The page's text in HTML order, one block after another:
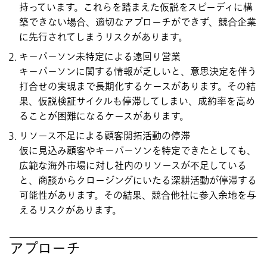
持っています。これらを踏まえた仮説をスピーディに構
築できない場合、適切なアプローチができず、競合企業
に先行されてしまうリスクがあります。
キーパーソン未特定による遠回り営業
キーパーソンに関する情報が乏しいと、意思決定を伴う
打合せの実現まで長期化するケースがあります。その結
果、仮説検証サイクルも停滞してしまい、成約率を高め
ることが困難になるケースがあります。
リソース不足による顧客開拓活動の停滞
仮に見込み顧客やキーパーソンを特定できたとしても、
広範な海外市場に対し社内のリソースが不足している
と、商談からクロージングにいたる深耕活動が停滞する
可能性があります。その結果、競合他社に参入余地を与
えるリスクがあります。
アプローチ